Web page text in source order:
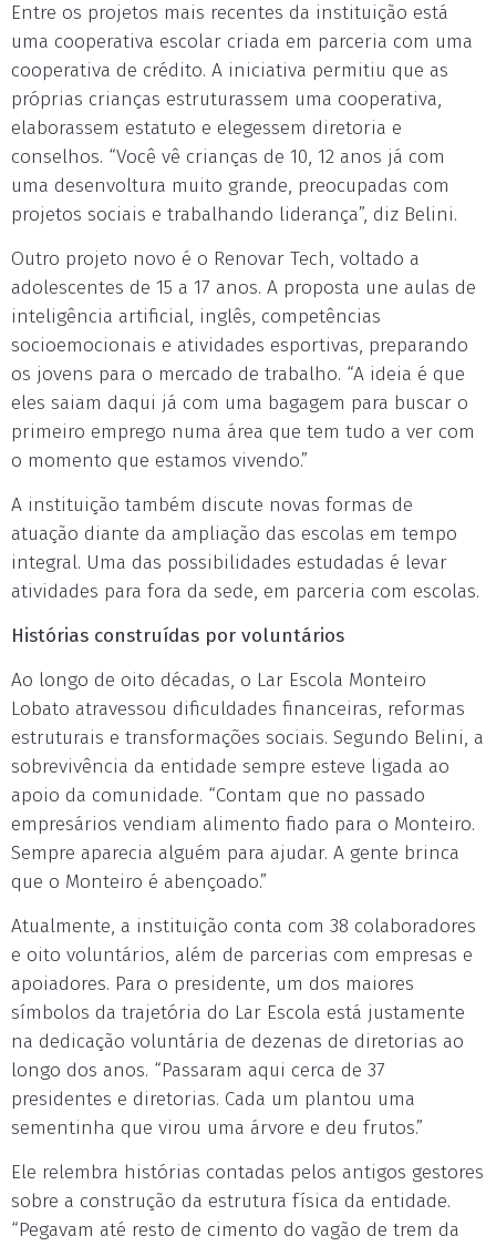
Entre os projetos mais recentes da instituição está
uma cooperativa escolar criada em parceria com uma
cooperativa de crédito. A iniciativa permitiu que as
próprias crianças estruturassem uma cooperativa,
elaborassem estatuto e elegessem diretoria e
conselhos. “Você vê crianças de 10, 12 anos já com
uma desenvoltura muito grande, preocupadas com
projetos sociais e trabalhando liderança”, diz Belini.
Outro projeto novo é o Renovar Tech, voltado a
adolescentes de 15 a 17 anos. A proposta une aulas de
inteligência artificial, inglês, competências
socioemocionais e atividades esportivas, preparando
os jovens para o mercado de trabalho. “A ideia é que
eles saiam daqui já com uma bagagem para buscar o
primeiro emprego numa área que tem tudo a ver com
o momento que estamos vivendo.”
A instituição também discute novas formas de
atuação diante da ampliação das escolas em tempo
integral. Uma das possibilidades estudadas é levar
atividades para fora da sede, em parceria com escolas.
Histórias construídas por voluntários
Ao longo de oito décadas, o Lar Escola Monteiro
Lobato atravessou dificuldades financeiras, reformas
estruturais e transformações sociais. Segundo Belini, a
sobrevivência da entidade sempre esteve ligada ao
apoio da comunidade. “Contam que no passado
empresários vendiam alimento fiado para o Monteiro.
Sempre aparecia alguém para ajudar. A gente brinca
que o Monteiro é abençoado.”
Atualmente, a instituição conta com 38 colaboradores
e oito voluntários, além de parcerias com empresas e
apoiadores. Para o presidente, um dos maiores
símbolos da trajetória do Lar Escola está justamente
na dedicação voluntária de dezenas de diretorias ao
longo dos anos. “Passaram aqui cerca de 37
presidentes e diretorias. Cada um plantou uma
sementinha que virou uma árvore e deu frutos.”
Ele relembra histórias contadas pelos antigos gestores
sobre a construção da estrutura física da entidade.
“Pegavam até resto de cimento do vagão de trem da